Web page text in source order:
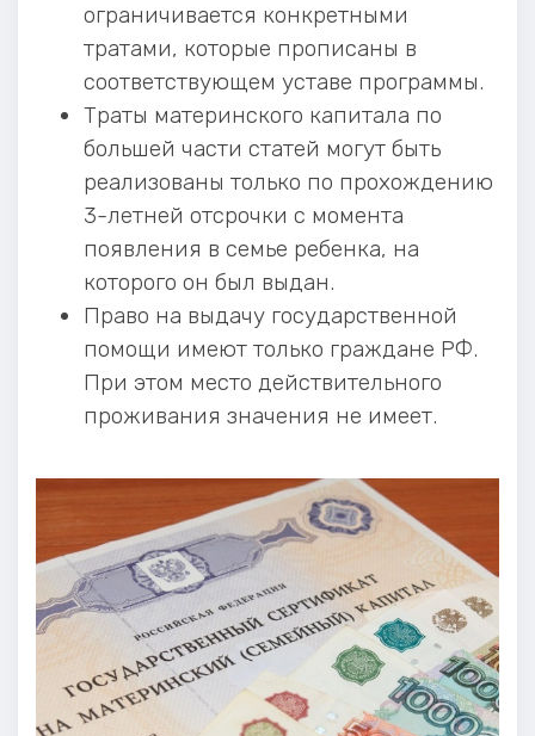
ограничивается конкретными
тратами, которые прописаны в
соответствующем уставе программы.
Траты материнского капитала по
большей части статей могут быть
реализованы только по прохождению
3-летней отсрочки с момента
появления в семье ребенка, на
которого он был выдан.
Право на выдачу государственной
помощи имеют только граждане РФ.
При этом место действительного
проживания значения не имеет.